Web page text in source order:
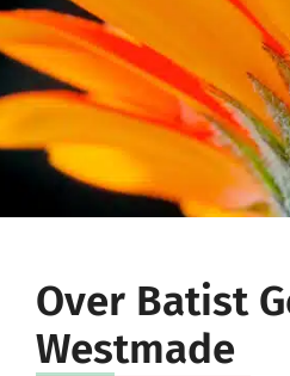
Over Batist
Westmade